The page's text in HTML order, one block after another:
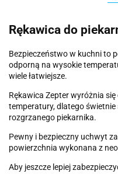
Rękawica do
Bezpieczeństwo w kuchni to
odporną na wysokie
wiele łatwiejsze.
Rękawica Zepter wyróżnia
temperatury, dlatego
rozgrzanego piekarnika.
Pewny i bezpieczny uchwyt
powierzchnia wykonana z
Aby jeszcze lepiej